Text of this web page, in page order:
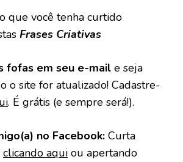
que você tenha curtido
Frases Criativas
fofas em seu e-mail e seja
o site for atualizado! Cadastre-
. É grátis (e sempre será!).
no Facebook: Curta
clicando aqui ou apertando